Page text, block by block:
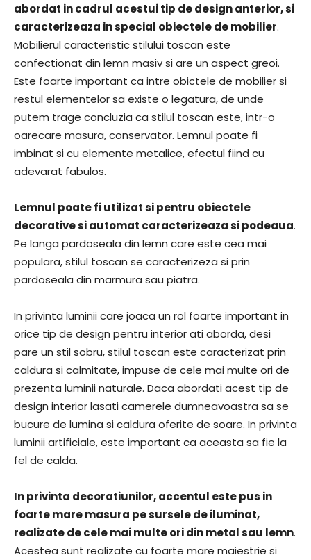
abordat in cadrul acestui tip de design anterior, si
caracterizeaza in special obiectele de mobilier.
Mobilierul caracteristic stilului toscan este
confectionat din lemn masiv si are un aspect greoi.
Este foarte important ca intre obictele de mobilier si
restul elementelor sa existe o legatura, de unde
putem trage concluzia ca stilul toscan este, intr-o
oarecare masura, conservator. Lemnul poate fi
imbinat si cu elemente metalice, efectul fiind cu
adevarat fabulos.
Lemnul poate fi utilizat si pentru obiectele
decorative si automat caracterizeaza si podeaua.
Pe langa pardoseala din lemn care este cea mai
populara, stilul toscan se caracterizeza si prin
pardoseala din marmura sau piatra.
In privinta luminii care joaca un rol foarte important in
orice tip de design pentru interior ati aborda, desi
pare un stil sobru, stilul toscan este caracterizat prin
caldura si calmitate, impuse de cele mai multe ori de
prezenta luminii naturale. Daca abordati acest tip de
design interior lasati camerele dumneavoastra sa se
bucure de lumina si caldura oferite de soare. In privinta
luminii artificiale, este important ca aceasta sa fie la
fel de calda.
In privinta decoratiunilor, accentul este pus in
foarte mare masura pe sursele de iluminat,
realizate de cele mai multe ori din metal sau lemn.
Acestea sunt realizate cu foarte mare maiestrie si